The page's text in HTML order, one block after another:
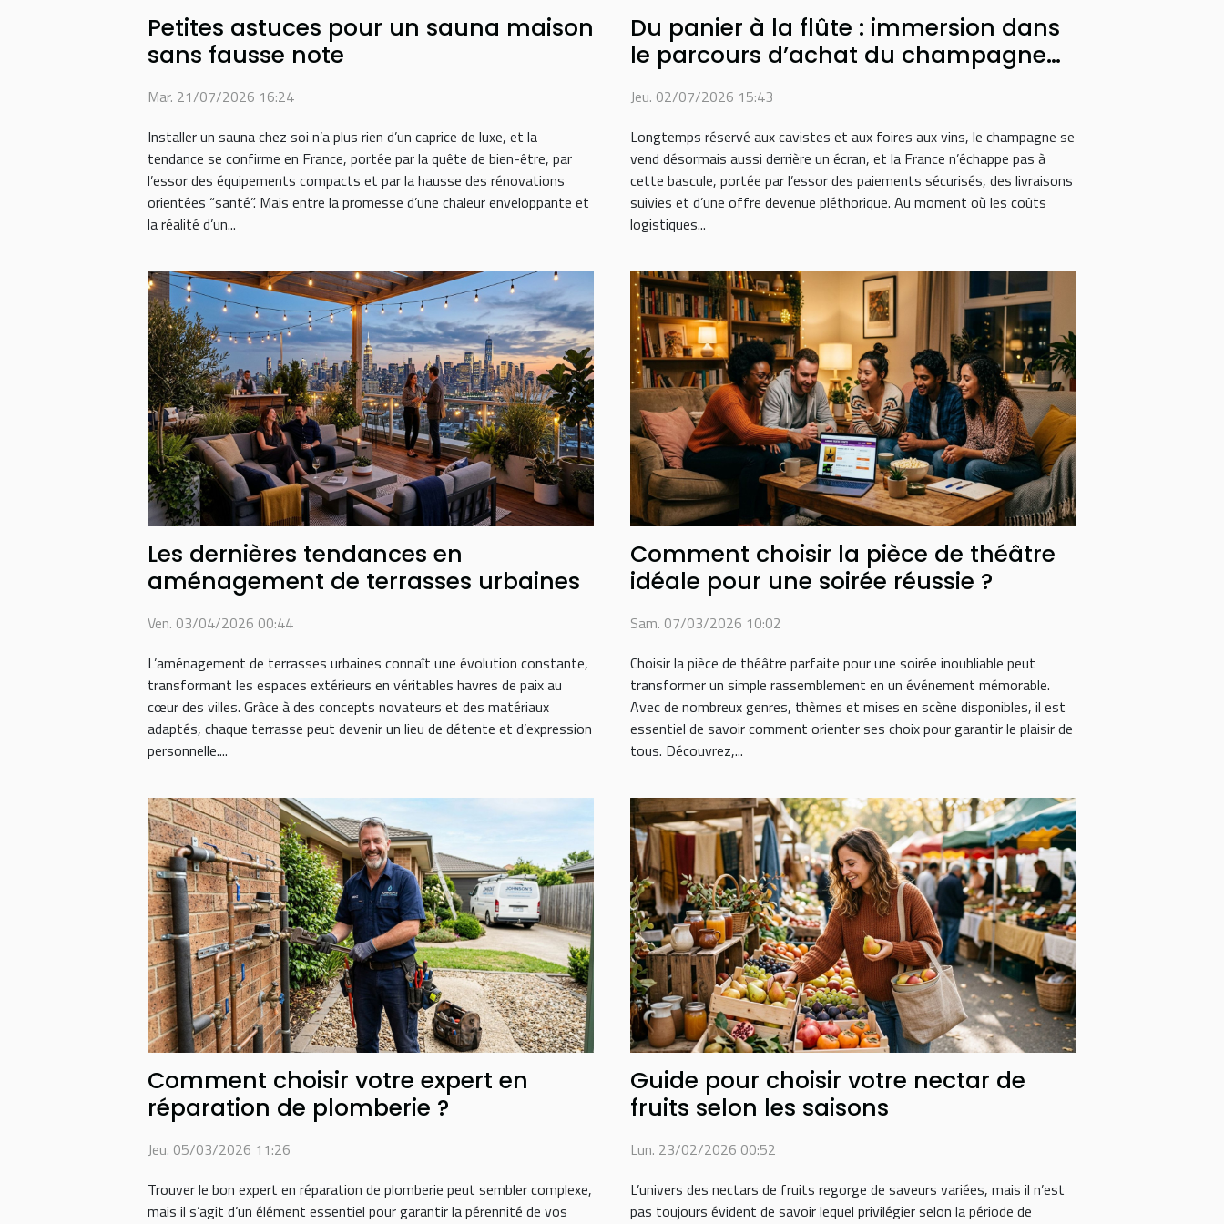
Petites astuces pour un sauna maison
sans fausse note
Mar. 21/07/2026 16:24
Installer un sauna chez soi n’a plus rien d’un caprice de luxe, et la
tendance se confirme en France, portée par la quête de bien-être, par
l’essor des équipements compacts et par la hausse des rénovations
orientées “santé”. Mais entre la promesse d’une chaleur enveloppante et
la réalité d’un...
Du panier à la flûte : immersion dans
le parcours d’achat du champagne
Jeu. 02/07/2026 15:43
Longtemps réservé aux cavistes et aux foires aux vins, le champagne se
vend désormais aussi derrière un écran, et la France n’échappe pas à
cette bascule, portée par l’essor des paiements sécurisés, des livraisons
suivies et d’une offre devenue pléthorique. Au moment où les coûts
logistiques...
Les dernières tendances en
aménagement de terrasses urbaines
Ven. 03/04/2026 00:44
L’aménagement de terrasses urbaines connaît une évolution constante,
transformant les espaces extérieurs en véritables havres de paix au
cœur des villes. Grâce à des concepts novateurs et des matériaux
adaptés, chaque terrasse peut devenir un lieu de détente et d’expression
personnelle....
Comment choisir la pièce de théâtre
idéale pour une soirée réussie ?
Sam. 07/03/2026 10:02
Choisir la pièce de théâtre parfaite pour une soirée inoubliable peut
transformer un simple rassemblement en un événement mémorable.
Avec de nombreux genres, thèmes et mises en scène disponibles, il est
essentiel de savoir comment orienter ses choix pour garantir le plaisir de
tous. Découvrez,...
Comment choisir votre expert en
réparation de plomberie ?
Jeu. 05/03/2026 11:26
Trouver le bon expert en réparation de plomberie peut sembler complexe,
mais il s’agit d’un élément essentiel pour garantir la pérennité de vos
Guide pour choisir votre nectar de
fruits selon les saisons
Lun. 23/02/2026 00:52
L’univers des nectars de fruits regorge de saveurs variées, mais il n’est
pas toujours évident de savoir lequel privilégier selon la période de